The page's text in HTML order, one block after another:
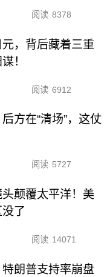
阅读 8378
，背后藏着三重
！
阅读 6912
方在“清场”，这仗
阅读 5727
颠覆太平洋！美
了
阅读 14071
朗普支持率崩盘